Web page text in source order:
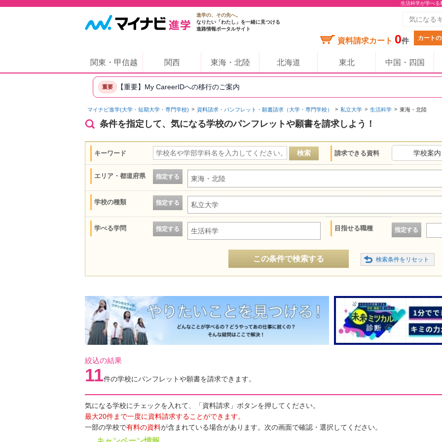
生活科学が学べる
進学の、その先へ。
なりたい「わたし」を一緒に見つける
進路情報ポータルサイト
資料請求カート 0件 カート
関東・甲信越 関西 東海・北陸 北海道 東北 中国・四国
重要 【重要】My CareerIDへの移行のご案内
マイナビ進学(大学・短期大学・専門学校) 資料請求・パンフレット・願書請求（大学・専門学校） 私立大学 生活科学 東海・北陸
条件を指定して、気になる学校のパンフレットや願書を請求しよう！
キーワード 請求できる資料 学校案内
エリア・都道府県 指定する 東海・北陸
学校の種類 指定する 私立大学
学べる学問 指定する 生活科学 目指せる職種 指定する
この条件で検索する
絞込の結果
11件の学校にパンフレットや願書を請求できます。
気になる学校にチェックを入れて、「資料請求」ボタンを押してください。
最大20件まで一度に資料請求することができます。
一部の学校で有料の資料が含まれている場合があります。次の画面で確認・選択してください。